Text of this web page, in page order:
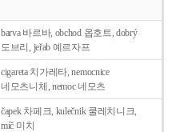
barva 바르바, obchod 옵호트, dobrý
도브리, jeřab 예르자프
cigareta 치가레타, nemocnice
네모츠니체, nemoc 네모츠
čapek 차페크, kulečnik 쿨레치니크,
míč 미치